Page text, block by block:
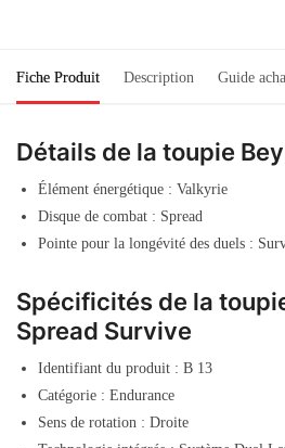
Fiche Produit Description Guide
Détails de la toupie
Élément énergétique : Valkyrie
Disque de combat : Spread
Pointe pour la longévité des duels :
Spécificités de la
Spread Survive
Identifiant du produit : B 13
Catégorie : Endurance
Sens de rotation : Droite